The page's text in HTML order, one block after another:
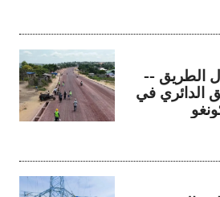
الطريق --
الدائري في